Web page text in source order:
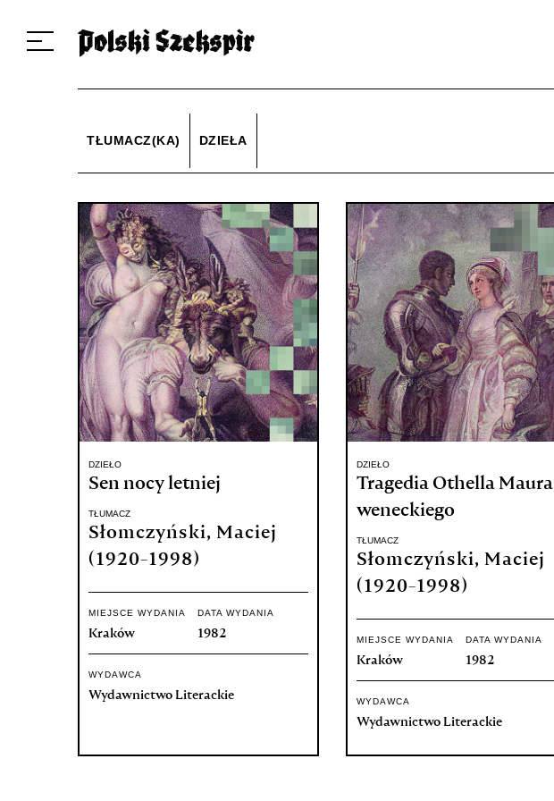
TŁUMACZ(KA) DZIEŁA
DZIEŁO
Sen nocy letniej
TŁUMACZ
Słomczyński, Maciej
(1920-1998)
MIEJSCE WYDANIA
Kraków
DATA WYDANIA
1982
WYDAWCA
Wydawnictwo Literackie
DZIEŁO
Tragedia Othella Maura
weneckiego
TŁUMACZ
Słomczyński, Maciej
(1920-1998)
MIEJSCE WYDANIA
Kraków
DATA WYDANIA
1982
WYDAWCA
Wydawnictwo Literackie